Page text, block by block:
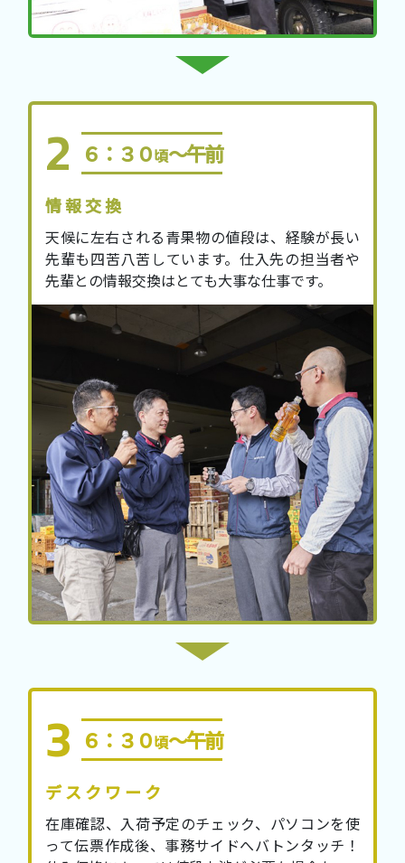
６：３０頃～午前
情報交換
天候に左右される青果物の値段は、経験が長い
先輩も四苦八苦しています。仕入先の担当者や
先輩との情報交換はとても大事な仕事です。
６：３０頃～午前
デスクワーク
在庫確認、入荷予定のチェック、パソコンを使
って伝票作成後、事務サイドへバトンタッチ！